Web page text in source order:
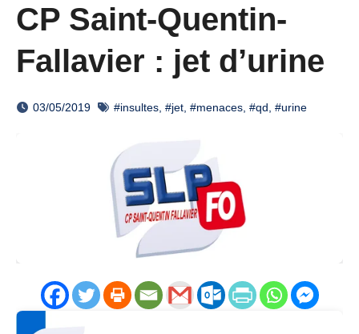
CP Saint-Quentin-
Fallavier : jet d’urine
03/05/2019 #insultes #jet #menaces #qd #urine